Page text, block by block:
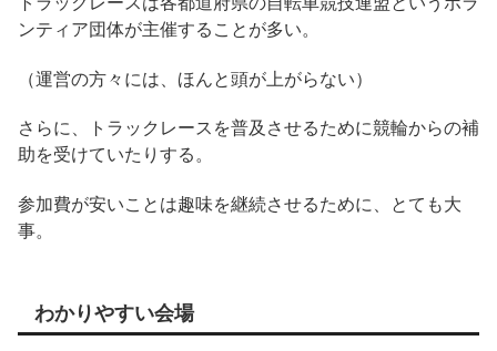
ンティア団体が主催することが多い。
（運営の方々には、ほんと頭が上がらない）
さらに、トラックレースを普及させるために競輪からの補
助を受けていたりする。
参加費が安いことは趣味を継続させるために、とても大
事。
わかりやすい会場